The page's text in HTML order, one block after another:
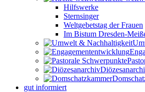
Hilfswerke
Sternsinger
Weltgebetstag der Frauen
Im Bistum Dresden-
gut informiert